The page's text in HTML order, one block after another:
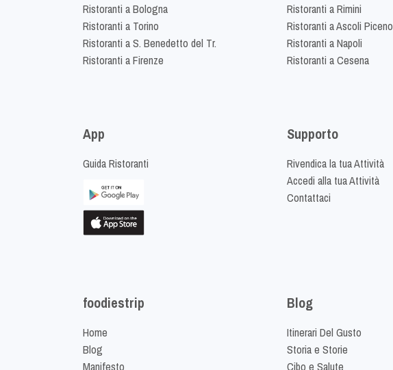
Ristoranti a Bologna
Ristoranti a Torino
Ristoranti a S. Benedetto del Tr.
Ristoranti a Firenze
Ristoranti a Rimini
Ristoranti a Ascoli Piceno
Ristoranti a Napoli
Ristoranti a Cesena
App
Guida Ristoranti
Supporto
Rivendica la tua Attività
Accedi alla tua Attività
Contattaci
foodiestrip
Home
Blog
Manifesto
Blog
Itinerari Del Gusto
Storia e Storie
Cibo e Salute